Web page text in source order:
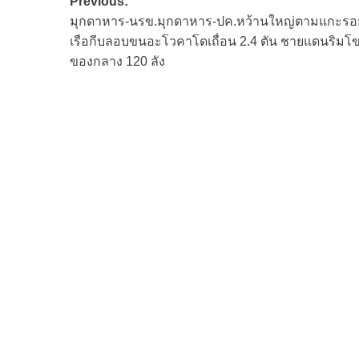
navigation
มุกดาหาร-นรข.มุกดาหาร-ปค.หว้านใหญ่ตามแกะรอ
เรือกีบลอบขนอะโวคาโดเถื่อน 2.4 ตัน ชายแดนริมโ
ของกลาง 120 ลัง